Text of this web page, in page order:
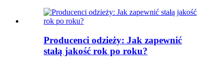
Producenci odzieży: Jak zapewnić
stałą jakość rok po roku?